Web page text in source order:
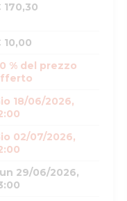
170,30
10,00
% del prezzo
18/06/2026,
02/07/2026,
29/06/2026,